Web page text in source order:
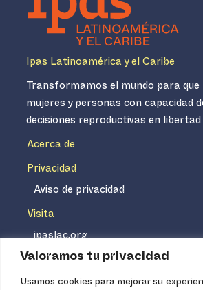
Valoramos tu privacidad
Usamos cookies para mejorar su
Ipas Latinoamérica y el Caribe
Transformamos el mundo para que
mujeres y personas con capacidad
decisiones reproductivas en libertad
Acerca de
Privacidad
Aviso de privacidad
Visita
ipaslac.org
ipasmexico.org